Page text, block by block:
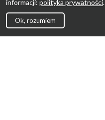
informacji: polityka prywatności.
Ok, rozumiem